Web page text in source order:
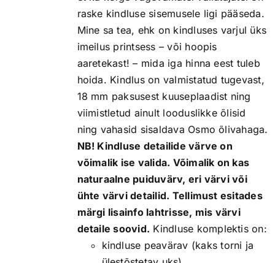
raske kindluse sisemusele ligi pääseda.
Mine sa tea, ehk on kindluses varjul üks
imeilus printsess – või hoopis
aaretekast! – mida iga hinna eest tuleb
hoida. Kindlus on valmistatud tugevast,
18 mm paksusest kuuseplaadist ning
viimistletud ainult looduslikke õlisid
ning vahasid sisaldava Osmo õlivahaga.
NB! Kindluse detailide värve on
võimalik ise valida. Võimalik on kas
naturaalne puiduvärv, eri värvi või
ühte värvi detailid. Tellimust esitades
märgi lisainfo lahtrisse, mis värvi
detaile soovid. Kindluse komplektis on:
kindluse peavärav (kaks torni ja